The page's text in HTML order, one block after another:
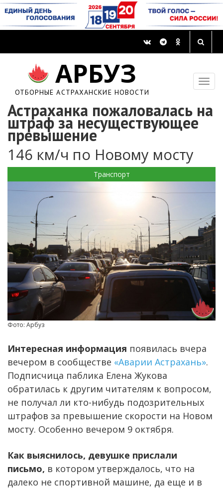
АРБУЗ
ОТБОРНЫЕ АСТРАХАНСКИЕ НОВОСТИ
Астраханка пожаловалась на
штраф за несуществующее
превышение
146 км/ч по Новому мосту
Транспорт
Фото: Арбуз
Интересная информация появилась вчера
вечером в сообществе «Аварии Астрахань».
Подписчица паблика Елена Жукова
обратилась к другим читателям к вопросом,
не получал ли кто-нибудь подозрительных
штрафов за превышение скорости на Новом
мосту. Особенно вечером 9 октября.
Как выяснилось, девушке прислали
письмо, в котором утверждалось, что на
далеко не спортивной машине, да еще и в